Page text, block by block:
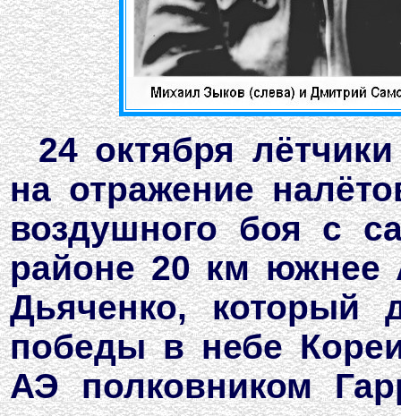
24 октября
на отражение
воздушного боя с
районе 20 км южнее
Дьяченко, который
победы в небе
АЭ полковником